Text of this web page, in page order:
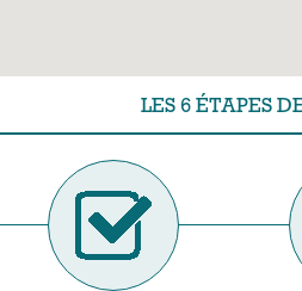
LES 6 ÉTAPES